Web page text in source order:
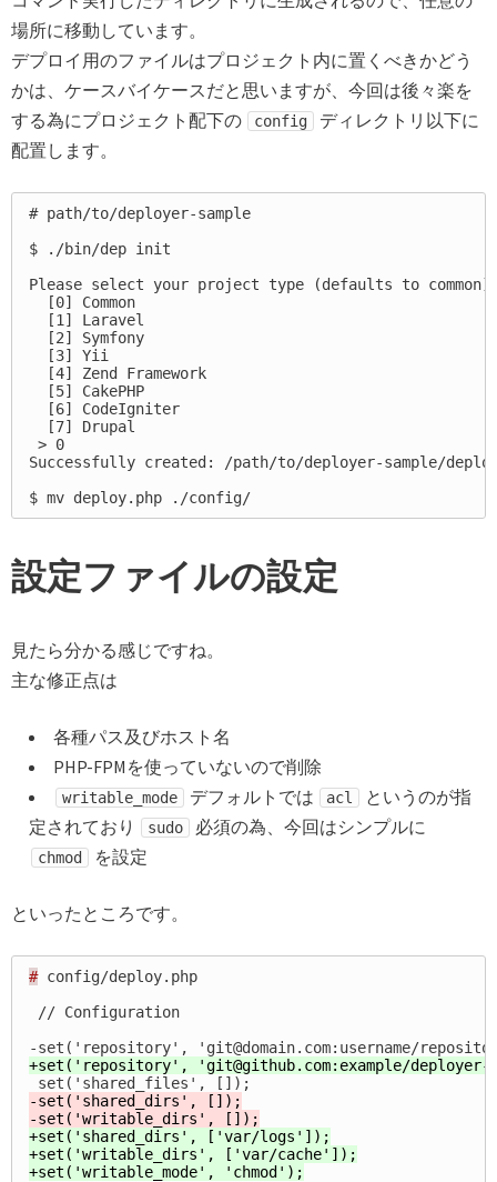
場所に移動しています。
デプロイ用のファイルはプロジェクト内に置くべきかどう
かは、ケースバイケースだと思いますが、今回は後々楽を
する為にプロジェクト配下の
config
ディレクトリ以下に
配置します。
# path/to/deployer-sample
$ ./bin/dep init
Please select your project type (defaults to
  [0] Common
  [1] Laravel
  [2] Symfony
  [3] Yii
  [4] Zend Framework
  [5] CakePHP
  [6] CodeIgniter
  [7] Drupal
> 0
Successfully created: /path/to/deployer-sample/
設定ファイルの設定
見たら分かる感じですね。
主な修正点は
各種パス及びホスト名
PHP-FPMを使っていないので削除
writable_mode デフォルトでは acl
というのが指
定されており
sudo 必須の為、今回はシンプルに
chmod を設定
といったところです。
# config/deploy.php
// Configuration
-set('shared_dirs', []);
+set('shared_dirs', ['var/logs']);
+set('writable_dirs', ['var/cache']);